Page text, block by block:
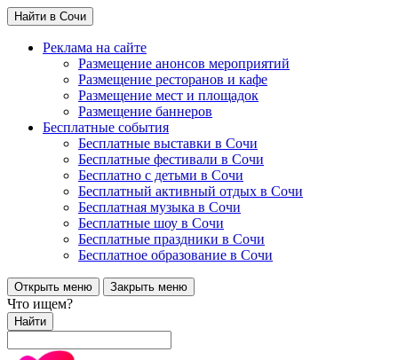
Найти в Сочи
Реклама на сайте
Размещение анонсов мероприятий
Размещение ресторанов и кафе
Размещение мест и площадок
Размещение баннеров
Бесплатные события
Бесплатные выставки в Сочи
Бесплатные фестивали в Сочи
Бесплатно с детьми в Сочи
Бесплатный активный отдых в Сочи
Бесплатная музыка в Сочи
Бесплатные шоу в Сочи
Бесплатные праздники в Сочи
Бесплатное образование в Сочи
Открыть меню Закрыть меню
Что ищем?
Найти